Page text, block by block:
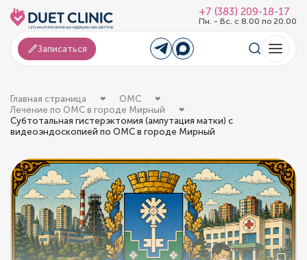
+7 (383) 209-18-17
Пн. - Вс. с 8.00 по 20.00
Записаться
Главная страница
ОМС
Лечение по ОМС в городе Мирный
Субтотальная гистерэктомия (ампутация матки) с
видеоэндоскопией по ОМС в городе Мирный